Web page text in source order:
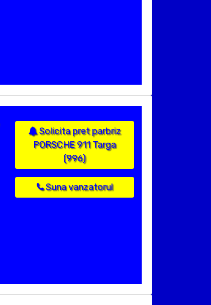
Solicita pret parbriz
PORSCHE 911 Targa
(996)
Suna vanzatorul